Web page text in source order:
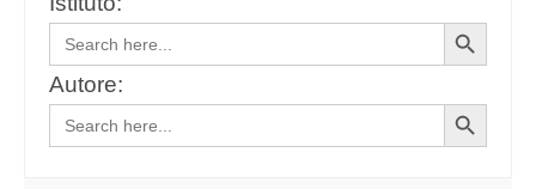
Search
for:
Search
Button
Autore:
Search
for:
Search
Button